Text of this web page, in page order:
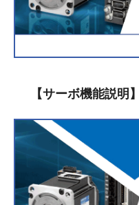
【サーボ機能説明